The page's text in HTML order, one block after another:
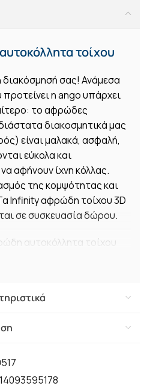
τοίχου
σας! Ανάμεσα
η ango υπάρχει
το αφρώδες
διακοσμητικά μας
είναι μαλακά, ασφαλή,
εύκολα και
αφήνουν ίχνη κόλλας.
της κομψότητας και
Infinity αφρώδη τοίχου 3D
σε συσκευασία δώρου.
αυτοκόλλητα τοίχου
μη τοξικό,
και